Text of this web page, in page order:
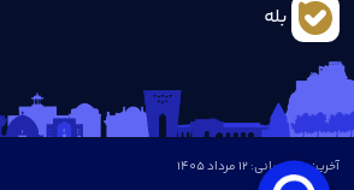
بله
آخرین بروزرسانی: 12 مرداد 1405